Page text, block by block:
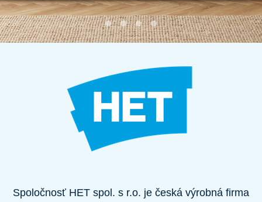
Spoločnosť HET spol. s r.o. je česká výrobná firma